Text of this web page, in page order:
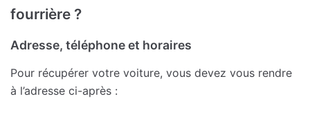
fourrière ?
Adresse, téléphone et horaires
Pour récupérer votre voiture, vous devez vous rendre
à l’adresse ci-après :